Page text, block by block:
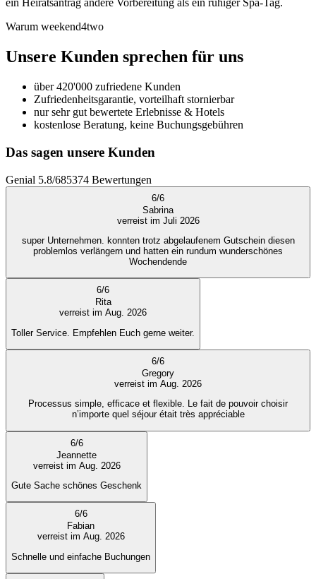
ein Heiratsantrag andere Vorbereitung als ein ruhiger Spa-Tag.
Warum weekend4two
Unsere Kunden sprechen für uns
über 420'000 zufriedene Kunden
Zufriedenheitsgarantie, vorteilhaft stornierbar
nur sehr gut bewertete Erlebnisse & Hotels
kostenlose Beratung, keine Buchungsgebühren
Das sagen unsere Kunden
Genial 5.8/685374 Bewertungen
6/6
Sabrina
verreist im Juli 2026
super Unternehmen. konnten trotz abgelaufenem Gutschein diesen
problemlos verlängern und hatten ein rundum wunderschönes
Wochendende
6/6
Rita
verreist im Aug. 2026
Toller Service. Empfehlen Euch gerne weiter.
6/6
Gregory
verreist im Aug. 2026
Processus simple, efficace et flexible. Le fait de pouvoir choisir
n’importe quel séjour était très appréciable
6/6
Jeannette
verreist im Aug. 2026
Gute Sache schönes Geschenk
6/6
Fabian
verreist im Aug. 2026
Schnelle und einfache Buchungen